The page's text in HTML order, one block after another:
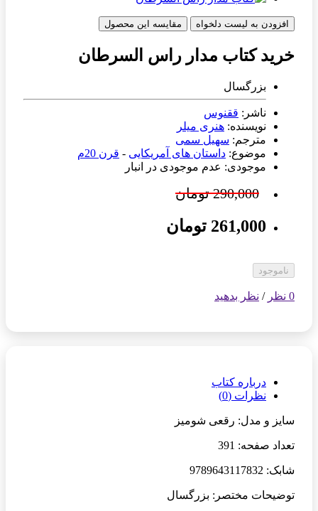
افزودن به لیست دلخواه مقایسه این محصول
خرید کتاب مدار راس السرطان
بزرگسال
ناشر: ققنوس
نویسنده: هنری میلر
مترجم: سهیل سمی
موضوع: داستان های آمریکایی - قرن 20م
موجودی: عدم موجودی در انبار
290,000 تومان
261,000 تومان
ناموجود
0 نظر / نظر بدهید
درباره کتاب
نظرات (0)
سایز و مدل: رقعی شومیز
تعداد صفحه: 391
شابک: 9789643117832
توضیحات مختصر: بزرگسال